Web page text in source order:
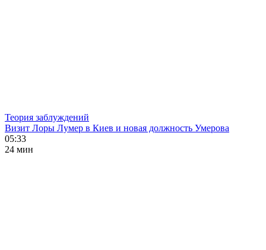
Теория заблуждений
Визит Лоры Лумер в Киев и новая должность Умерова
05:33
24 мин